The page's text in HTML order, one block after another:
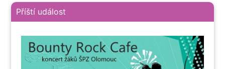
Příští událost